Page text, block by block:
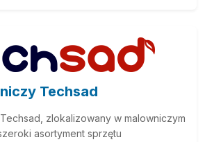
Techsad
zlokalizowany w malowniczym
asortyment sprzętu